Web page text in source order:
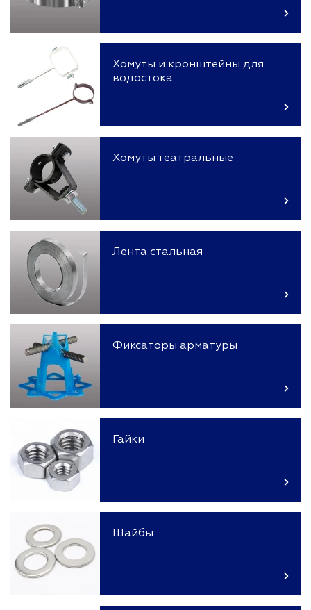
Хомуты и кронштейны для
водостока
Хомуты театральные
Лента стальная
Фиксаторы арматуры
Гайки
Шайбы